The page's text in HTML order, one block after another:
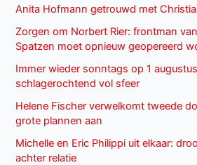
Anita Hofmann getrouwd met
Zorgen om Norbert Rier: frontman
Spatzen moet opnieuw geopereerd
Immer wieder sonntags op 1
schlagerochtend vol sfeer
Helene Fischer verwelkomt tweede
grote plannen aan
Michelle en Eric Philippi uit elkaar:
achter relatie